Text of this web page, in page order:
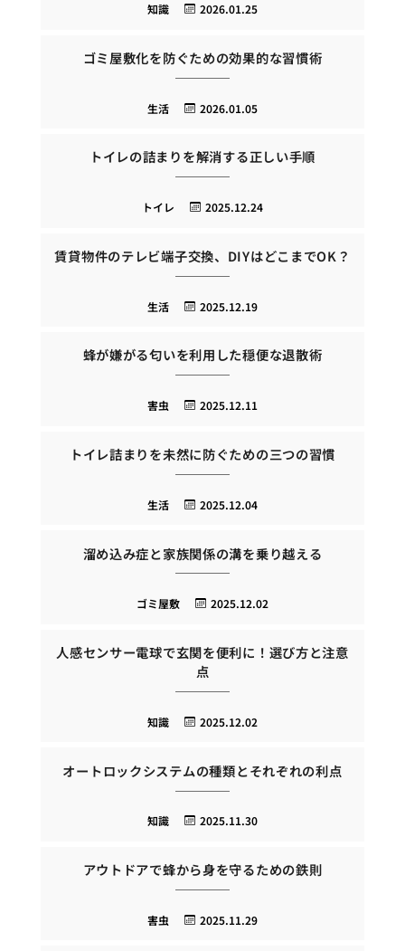
2026.01.25
知識
ゴミ屋敷化を防ぐための効果的な習慣術
2026.01.05
生活
トイレの詰まりを解消する正しい手順
2025.12.24
トイレ
賃貸物件のテレビ端子交換、DIYはどこまでOK？
2025.12.19
生活
蜂が嫌がる匂いを利用した穏便な退散術
2025.12.11
害虫
トイレ詰まりを未然に防ぐための三つの習慣
2025.12.04
生活
溜め込み症と家族関係の溝を乗り越える
2025.12.02
ゴミ屋敷
人感センサー電球で玄関を便利に！選び方と注意
点
2025.12.02
知識
オートロックシステムの種類とそれぞれの利点
2025.11.30
知識
アウトドアで蜂から身を守るための鉄則
2025.11.29
害虫